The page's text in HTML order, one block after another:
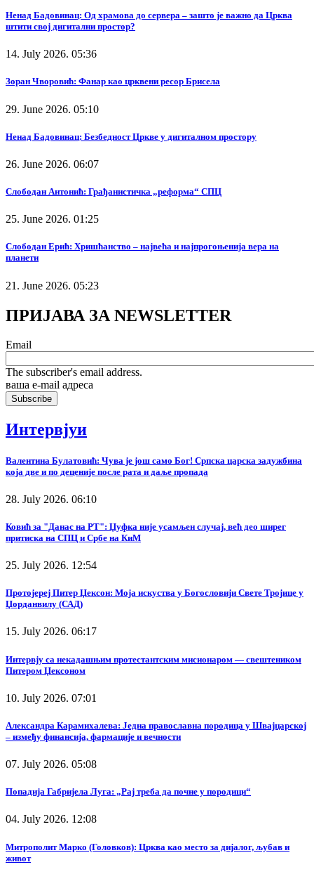
Ненад Бадовинац: Од храмова до сервера – зашто је важно да Црква
штити свој дигитални простор?
14. July 2026. 05:36
Зоран Чворовић: Фанар као црквени ресор Брисела
29. June 2026. 05:10
Ненад Бадовинац: Безбедност Цркве у дигиталном простору
26. June 2026. 06:07
Слободан Антонић: Грађанистичка „реформа“ СПЦ
25. June 2026. 01:25
Слободан Ерић: Хришћанство – највећа и најпрогоњенија вера на
планети
21. June 2026. 05:23
ПРИЈАВА ЗА NEWSLETTER
Email
The subscriber's email address.
ваша е-mail адреса
Интервјуи
Валентина Булатовић: Чува је још само Бог! Српска царска задужбина
која две и по деценије после рата и даље пропада
28. July 2026. 06:10
Ковић за "Данас на РТ": Џуфка није усамљен случај, већ део ширег
притиска на СПЦ и Србе на КиМ
25. July 2026. 12:54
Протојереј Питер Џексон: Моја искуства у Богословији Свете Тројице у
Џорданвилу (САД)
15. July 2026. 06:17
Интервју са некадашњим протестантским мисионаром — свештеником
Питером Џексоном
10. July 2026. 07:01
Александра Карамихалева: Једна православна породица у Швајцарској
– између финансија, фармације и вечности
07. July 2026. 05:08
Попадија Габријела Луга: „Рај треба да почне у породици“
04. July 2026. 12:08
Митрополит Марко (Головков): Црква као место за дијалог, љубав и
живот